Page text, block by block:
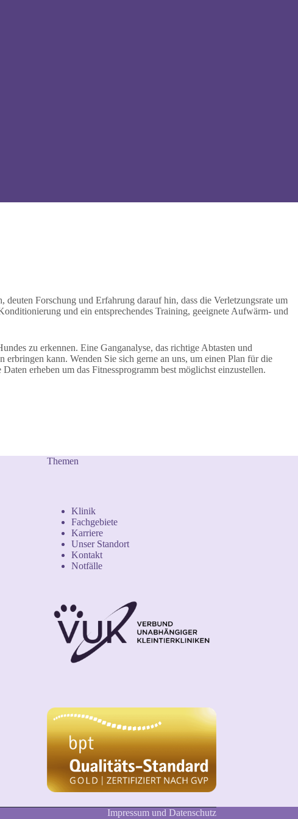
Forschung und Erfahrung darauf hin, dass die Verletzungsrate um
und ein entsprechendes Training, geeignete Aufwärm- und
zu erkennen. Eine Ganganalyse, das richtige Abtasten und
kann. Wenden Sie sich gerne an uns, um einen Plan für die
erheben um das Fitnessprogramm best möglichst einzustellen.
Themen
Klinik
Fachgebiete
Karriere
Unser Standort
Kontakt
Notfälle
Impressum und Datenschutz